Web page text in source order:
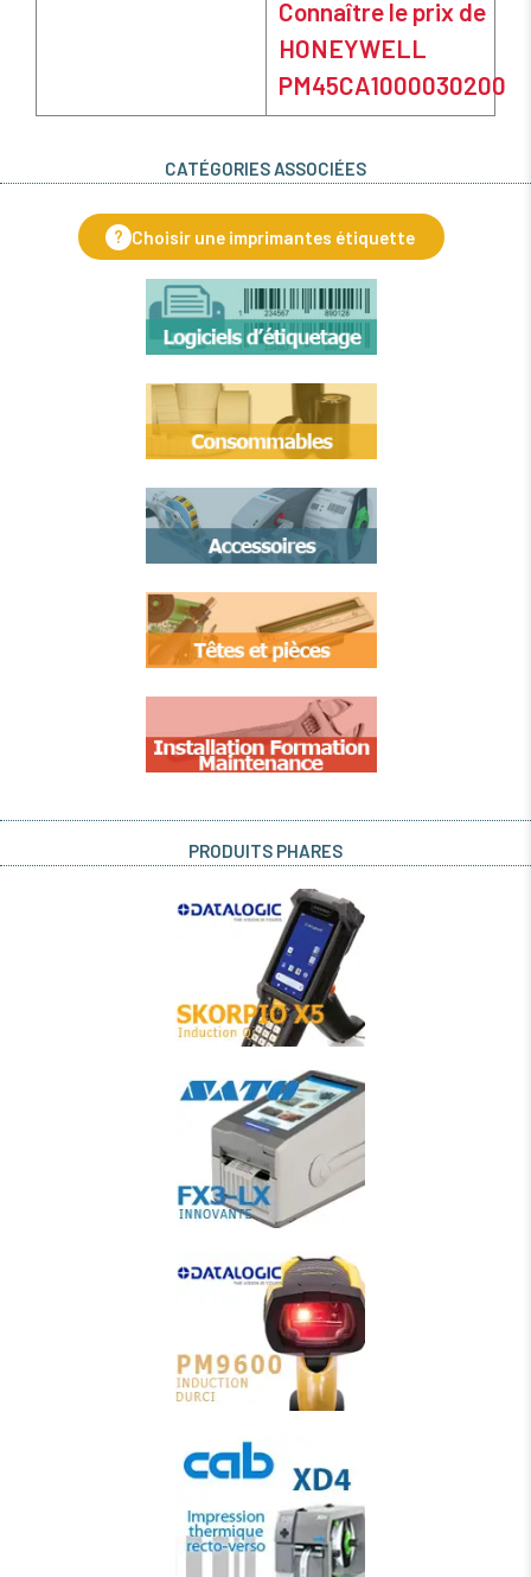
Connaître le prix de
HONEYWELL
PM45CA1000030200
CATÉGORIES ASSOCIÉES
? Choisir une imprimantes étiquette
PRODUITS PHARES